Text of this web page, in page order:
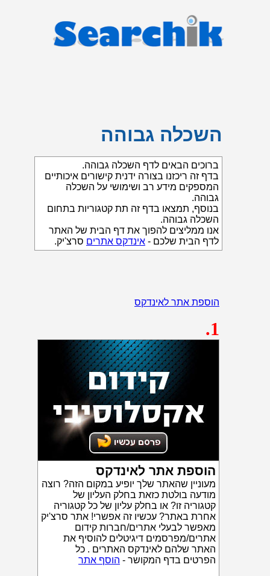
השכלה גבוהה
ברוכים הבאים לדף השכלה גבוהה.
בדף זה ריכזנו בצורה ידנית קישורים איכותיים
המספקים מידע רב ושימושי על השכלה
גבוהה.
בנוסף, תמצאו בדף זה תת קטגוריות בתחום
השכלה גבוהה.
אנו ממליצים להפוך את דף הבית של האתר
לדף הבית שלכם - אינדקס אתרים סרצ'יק.
הוספת אתר לאינדקס
.1
הוספת אתר לאינדקס
מעוניין שהאתר שלך יופיע במקום הזה? רוצה
מודעה בולטת כזאת בחלק העליון של
קטגוריה זו? או בחלק עליון של כל קטגוריה
אחרת באתר? עכשיו זה אפשרי! אתר סרצ'יק
מאפשר לבעלי אתרים/חברות קידום
אתרים/מפרסמים דיגיטלים להוסיף את
האתר שלהם לאינדקס האתרים . כל
הפרטים בדף המקושר - הוסף אתר